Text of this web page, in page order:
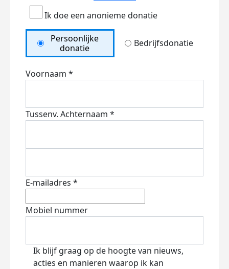
Ik doe een anonieme donatie
Persoonlijke
donatie
Bedrijfsdonatie
Voornaam *
Tussenv. Achternaam *
E-mailadres *
Mobiel nummer
Ik blijf graag op de hoogte van nieuws,
acties en manieren waarop ik kan